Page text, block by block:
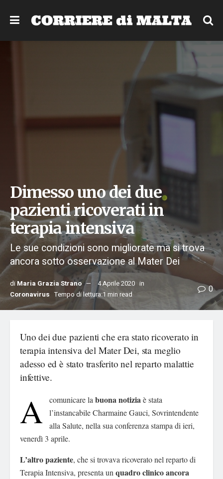
Dimesso uno dei due
pazienti ricoverati in
terapia intensiva
Le sue condizioni sono migliorate ma si trova
ancora sotto osservazione al Mater Dei
di Maria Grazia Strano 4 Aprile 2020 in
Coronavirus Tempo di lettura:1 min read 0
Uno dei due pazienti che era stato ricoverato in
terapia intensiva del Mater Dei, sta meglio
adesso ed è stato trasferito nel reparto malattie
infettive.
A comunicare la buona notizia è stata
l’instancabile Charmaine Gauci, Sovrintendente
alla Salute, nella sua conferenza stampa di ieri,
venerdì 3 aprile.
L’altro paziente, che si trovava ricoverato nel reparto di
Terapia Intensiva, presenta un quadro clinico ancora